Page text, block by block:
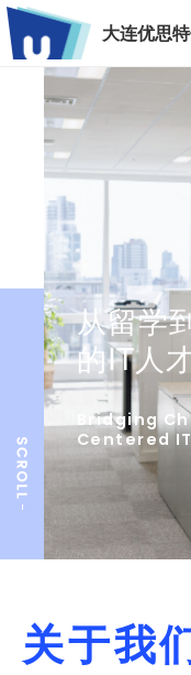
大连优思
从留学
的IT人
Bridging
Centered
关于我